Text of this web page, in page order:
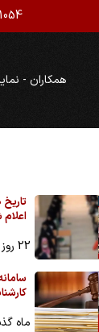
همکاران -
22 روز پیش
ماه